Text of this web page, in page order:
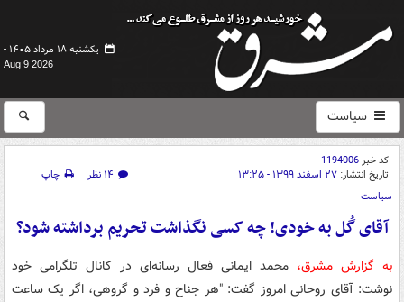
یکشنبه ۱۸ مرداد ۱۴۰۵ -
Aug 9 2026
سیاست
کد خبر1194006
تاریخ انتشار: ۲۷ اسفند ۱۳۹۹ - ۱۳:۲۵ ۱۴ نظر
چاپ
سیاست
آقای گُل به خودی! چه کسی نگذاشت تحریم برداشته شود؟
به گزارش مشرق، محمد ایمانی فعال رسانه‌ای در کانال تلگرامی خود
نوشت: آقای روحانی امروز گفت: "هر جناح و فرد و گروهی، اگر یک ساعت